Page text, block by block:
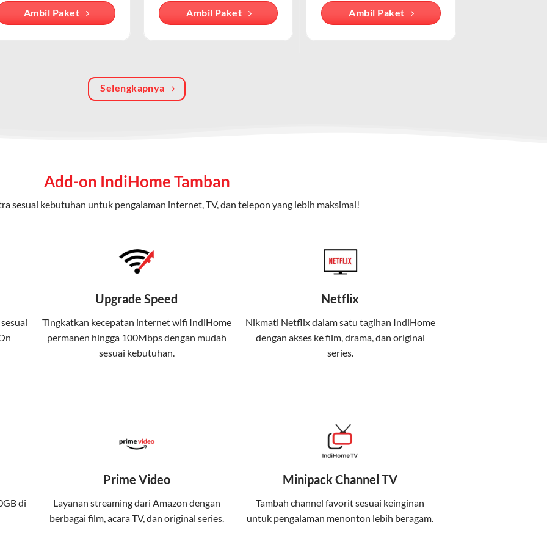
secara terpisah.
dari IndiHome yang menggabungkan internet, TV kabel (IndiHome TV), dan telepon rumah. Dengan paket ini, Anda bisa
telepon dalam satu langganan.
Mbps untuk aktivitas online tanpa hambatan.
termasuk fitur replay dan on-demand.
internet, TV, dan telepon rumah, Telkomsel juga menghadirkan Telkomsel One, sebuah
Telkomsel One menggabungkan layanan internet, hiburan, dan komunikasi dalam satu paket
konektivitas internet rumah (IndiHome/Telkomsel Orbit) dan mobile internet (Telkomsel) dalam satu paket.
Ambil Paket Ambil Paket Ambil Paket
Selengkapnya
Add-on IndiHome Tamban
sesuai kebutuhan untuk pengalaman internet, TV, dan telepon yang lebih maksimal!
Upgrade Speed
Tingkatkan kecepatan internet wifi IndiHome
permanen hingga 100Mbps dengan mudah
sesuai kebutuhan.
Netflix
Nikmati Netflix dalam satu tagihan IndiHome
dengan akses ke film, drama, dan original
series.
di
Prime Video
Layanan streaming dari Amazon dengan
berbagai film, acara TV, dan original series.
Minipack Channel TV
Tambah channel favorit sesuai keinginan
untuk pengalaman menonton lebih beragam.